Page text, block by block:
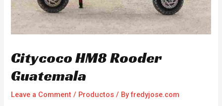
Citycoco HM8 Rooder
Guatemala
Leave a Comment / Productos / Byfredyjose.com